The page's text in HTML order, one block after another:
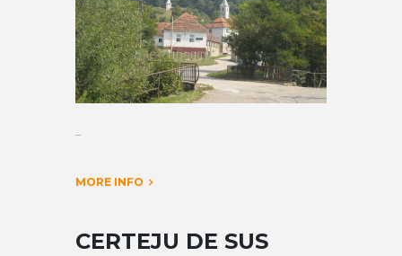
...
MORE INFO
CERTEJU DE SUS